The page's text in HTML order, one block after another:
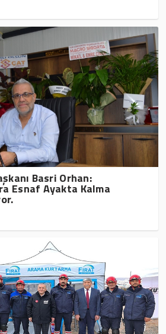
Basri Orhan:
Esnaf Ayakta Kalma